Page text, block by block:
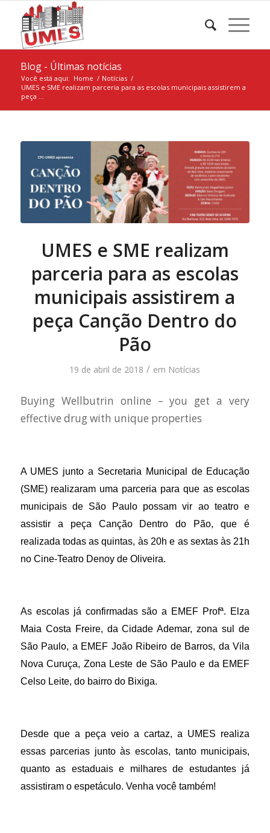
Blog - Últimas notícias
Você está aqui: Home / Notícias /
UMES e SME realizam parceria para as escolas municipais assistirem a
peça ...
UMES e SME realizam
parceria para as escolas
municipais assistirem a
peça Canção Dentro do
Pão
19 de abril de 2018 / em Notícias
Buying Wellbutrin online – you get a very
effective drug with unique properties
A UMES junto a Secretaria Municipal de Educação
(SME) realizaram uma parceria para que as escolas
municipais de São Paulo possam vir ao teatro e
assistir a peça Canção Dentro do Pão, que é
realizada todas as quintas, às 20h e as sextas às 21h
no Cine-Teatro Denoy de Oliveira.
As escolas já confirmadas são a EMEF Profª. Elza
Maia Costa Freire, da Cidade Ademar, zona sul de
São Paulo, a EMEF João Ribeiro de Barros, da Vila
Nova Curuça, Zona Leste de São Paulo e da EMEF
Celso Leite, do bairro do Bixiga.
Desde que a peça veio a cartaz, a UMES realiza
essas parcerias junto às escolas, tanto municipais,
quanto as estaduais e milhares de estudantes já
assistiram o espetáculo. Venha você também!